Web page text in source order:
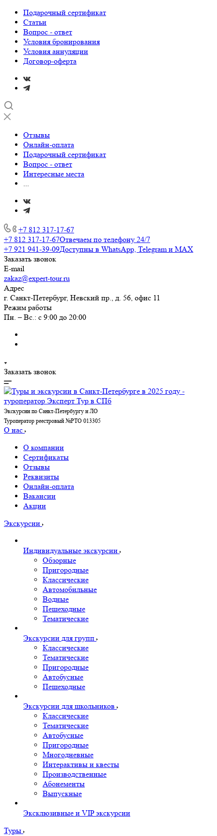
Подарочный сертификат
Статьи
Вопрос - ответ
Условия бронирования
Условия аннуляции
Договор-оферта
Отзывы
Онлайн-оплата
Подарочный сертификат
Вопрос - ответ
Интересные места
...
+7 812 317-17-67
+7 812 317-17-67Отвечаем по телефону 24/7
+7 921 941-39-09Доступны в WhatsApp, Telegram и MAX
Заказать звонок
E-mail
zakaz@expert-tour.ru
Адрес
г. Санкт-Петербург, Невский пр., д. 56, офис 11
Режим работы
Пн. – Вс.: с 9:00 до 20:00
Заказать звонок
Экскурсии по Санкт-Петербургу и ЛО
Туроператор реестровый №РТО 013305
О нас
О компании
Сертификаты
Отзывы
Реквизиты
Онлайн-оплата
Вакансии
Акции
Экскурсии
Индивидуальные экскурсии
Обзорные
Пригородные
Классические
Автомобильные
Водные
Пешеходные
Тематические
Экскурсии для групп
Классические
Тематические
Пригородные
Автобусные
Пешеходные
Экскурсии для школьников
Классические
Тематические
Автобусные
Пригородные
Многодневные
Интерактивы и квесты
Производственные
Абонементы
Выпускные
Эксклюзивные и VIP экскурсии
Туры